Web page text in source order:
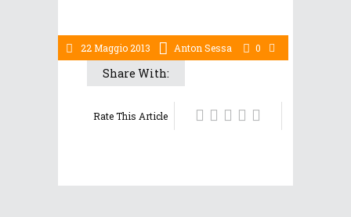
22 Maggio 2013 Anton Sessa 0
Share With:
Rate This Article